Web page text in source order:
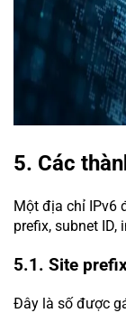
5. Các
Một địa chỉ IPv6
prefix, subnet ID,
5.1. Site
Đây là số được